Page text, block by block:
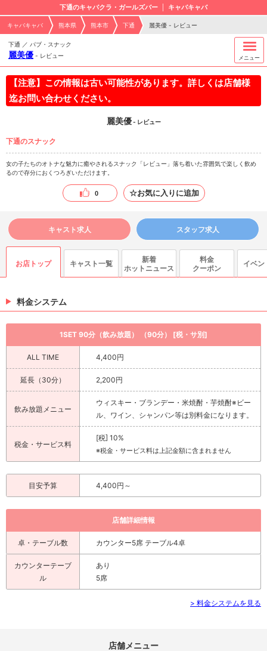
下通のキャバクラ・ガールズバー キャバキャバ
キャバキャバ 熊本県 熊本市 下通 麗美優 - レビュー
下通 ／ パブ・スナック
麗美優 - レビュー メニュー
【注意】この情報は古い可能性があります。詳しくは店舗様
迄お問い合わせください。
麗美優- レビュー
下通のスナック
女の子たちのオトナな魅力に癒やされるスナック「レビュー」落ち着いた雰囲気で楽しく飲め
るので存分におくつろぎいただけます。
0 ☆お気に入りに追加
キャスト求人 スタッフ求人
お店トップ キャスト一覧
新着
ホットニュース
料金
クーポン
イベン
料金システム
1SET 90分（飲み放題） （90分） [税・サ別]
ALL TIME 4,400円
延長（30分） 2,200円
飲み放題メニュー
ウィスキー・ブランデー・米焼酎・芋焼酎※ビー
ル、ワイン、シャンパン等は別料金になります。
税金・サービス料
[税] 10%
※税金・サービス料は上記金額に含まれません
目安予算 4,400円～
店舗詳細情報
卓・テーブル数 カウンター5席 テーブル4卓
カウンターテーブ
ル
あり
5席
> 料金システムを見る
店舗メニュー